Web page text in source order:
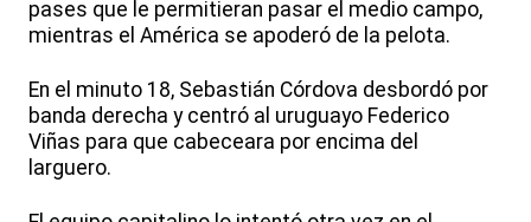
pases que le permitieran pasar el medio campo,
mientras el América se apoderó de la pelota.
En el minuto 18, Sebastián Córdova desbordó por
banda derecha y centró al uruguayo Federico
Viñas para que cabeceara por encima del
larguero.